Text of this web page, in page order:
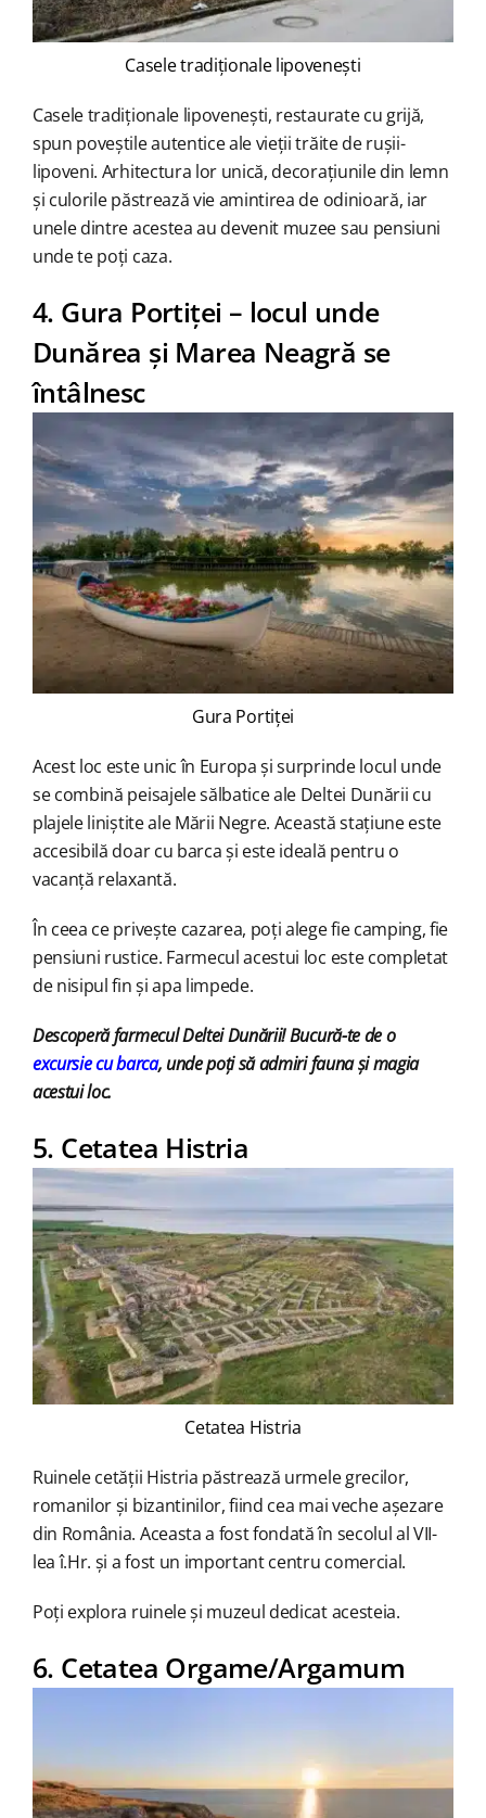
Casele tradiționale lipovenești
Casele tradiționale lipovenești, restaurate cu grijă,
spun poveștile autentice ale vieții trăite de rușii-
lipoveni. Arhitectura lor unică, decorațiunile din lemn
și culorile păstrează vie amintirea de odinioară, iar
unele dintre acestea au devenit muzee sau pensiuni
unde te poți caza.
4. Gura Portiței – locul unde
Dunărea și Marea Neagră se
întâlnesc
Gura Portiței
Acest loc este unic în Europa și surprinde locul unde
se combină peisajele sălbatice ale Deltei Dunării cu
plajele liniștite ale Mării Negre. Această stațiune este
accesibilă doar cu barca și este ideală pentru o
vacanță relaxantă.
În ceea ce privește cazarea, poți alege fie camping, fie
pensiuni rustice. Farmecul acestui loc este completat
de nisipul fin și apa limpede.
Descoperă farmecul Deltei Dunării! Bucură-te de o
excursie cu barca, unde poți să admiri fauna și magia
acestui loc.
5. Cetatea Histria
Cetatea Histria
Ruinele cetății Histria păstrează urmele grecilor,
romanilor și bizantinilor, fiind cea mai veche așezare
din România. Aceasta a fost fondată în secolul al VII-
lea î.Hr. și a fost un important centru comercial.
Poți explora ruinele și muzeul dedicat acesteia.
6. Cetatea Orgame/Argamum